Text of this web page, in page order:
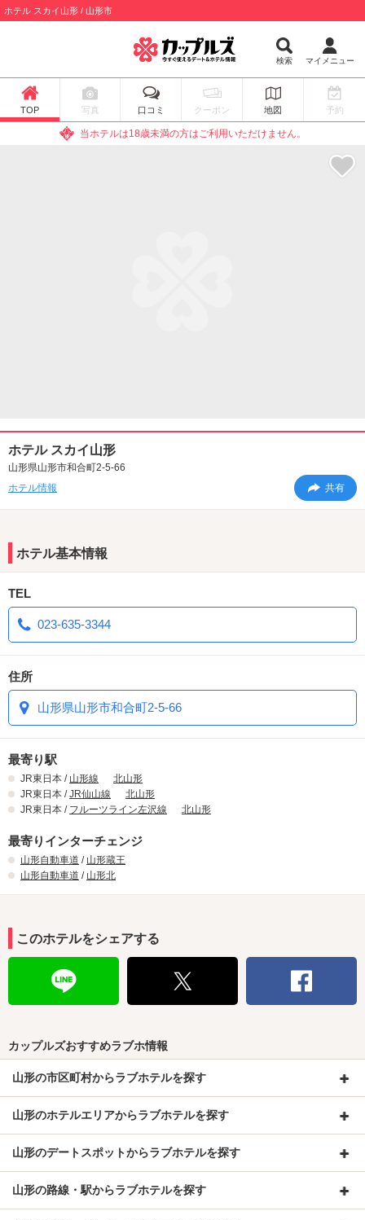
ホテル スカイ山形 / 山形市
検索 マイメニュー
TOP 写真 口コミ クーポン 地図 予約
当ホテルは18歳未満の方はご利用いただけません。
ホテル スカイ山形
山形県山形市和合町2-5-66
ホテル情報
共有
ホテル基本情報
TEL
023-635-3344
住所
山形県山形市和合町2-5-66
最寄り駅
JR東日本 / 山形線
北山形
JR東日本 /JR仙山線
北山形
JR東日本 / フルーツライン左沢線 北山形
最寄りインターチェンジ
山形自動車道 / 山形蔵王
山形自動車道 / 山形北
このホテルをシェアする
カップルズおすすめラブホ情報
山形の市区町村からラブホテルを探す
山形のホテルエリアからラブホテルを探す
山形のデートスポットからラブホテルを探す
山形の路線・駅からラブホテルを探す